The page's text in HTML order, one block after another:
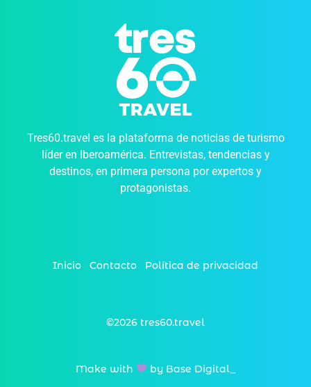
Tres60.travel es la plataforma de noticias de turismo
líder en Iberoamérica. Entrevistas, tendencias y
destinos, en primera persona por expertos y
protagonistas.
Inicio Contacto Política de privacidad
©2026 tres60.travel
Make with by Base Digital_